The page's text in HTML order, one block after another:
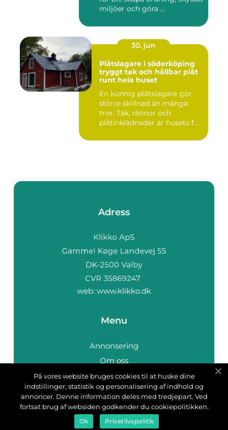
miljöer och göra ...
30. jun
Plåtslagare i söderköping
tryggt tak och hållbar plåt
runt hela huset
En kunnig plåtslagare gör
större skillnad än många
tror. Tak, rännor och
plåtinklädnader är husets f...
Adress
web: www.klikko.dk
Menu
Annonsering
Om oss
Cookies
Kontakta oss
Sitemap
På vores website bruges cookies til at huske dine
indstillinger, statistik og personalisering af indhold og
annoncer. Denne information deles med tredjepart. Ved
fortsat brug af websiden godkender du cookiepolitikken.
Ok Privatlivspolitik